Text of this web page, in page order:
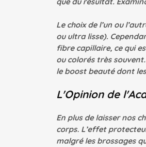
Le choix de l’un ou
ou ultra lisse).
fibre capillaire, ce qui
ou colorés très
le boost beauté dont
L'Opinion de
En plus de laisser nos
corps. L’effet
malgré les brossages